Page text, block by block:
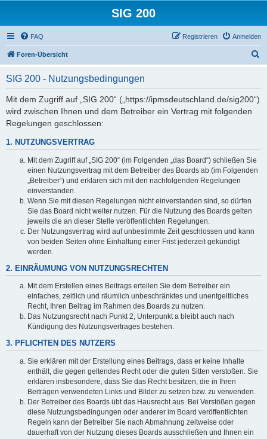
SIG 200
FAQ Anmelden
Registrieren
Foren-Übersicht
SIG 200 - Nutzungsbedingungen
Mit dem Zugriff auf „SIG 200“ („https://ipmsdeutschland.de/sig200“)
wird zwischen Ihnen und dem Betreiber ein Vertrag mit folgenden
Regelungen geschlossen:
1. NUTZUNGSVERTRAG
Mit dem Zugriff auf „SIG 200“ (im Folgenden „das Board“) schließen Sie
einen Nutzungsvertrag mit dem Betreiber des Boards ab (im Folgenden
„Betreiber“) und erklären sich mit den nachfolgenden Regelungen
einverstanden.
Wenn Sie mit diesen Regelungen nicht einverstanden sind, so dürfen
Sie das Board nicht weiter nutzen. Für die Nutzung des Boards gelten
jeweils die an dieser Stelle veröffentlichten Regelungen.
Der Nutzungsvertrag wird auf unbestimmte Zeit geschlossen und kann
von beiden Seiten ohne Einhaltung einer Frist jederzeit gekündigt
werden.
2. EINRÄUMUNG VON NUTZUNGSRECHTEN
Mit dem Erstellen eines Beitrags erteilen Sie dem Betreiber ein
einfaches, zeitlich und räumlich unbeschränktes und unentgeltliches
Recht, Ihren Beitrag im Rahmen des Boards zu nutzen.
Das Nutzungsrecht nach Punkt 2, Unterpunkt a bleibt auch nach
Kündigung des Nutzungsvertrages bestehen.
3. PFLICHTEN DES NUTZERS
Sie erklären mit der Erstellung eines Beitrags, dass er keine Inhalte
enthält, die gegen geltendes Recht oder die guten Sitten verstoßen. Sie
erklären insbesondere, dass Sie das Recht besitzen, die in Ihren
Beiträgen verwendeten Links und Bilder zu setzen bzw. zu verwenden.
Der Betreiber des Boards übt das Hausrecht aus. Bei Verstößen gegen
diese Nutzungsbedingungen oder anderer im Board veröffentlichten
Regeln kann der Betreiber Sie nach Abmahnung zeitweise oder
dauerhaft von der Nutzung dieses Boards ausschließen und Ihnen ein